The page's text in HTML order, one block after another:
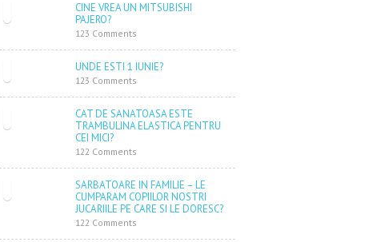
CINE VREA UN MITSUBISHI
PAJERO?
123 Comments
UNDE ESTI 1 IUNIE?
123 Comments
CAT DE SANATOASA ESTE
TRAMBULINA ELASTICA PENTRU
CEI MICI?
122 Comments
SARBATOARE IN FAMILIE – LE
CUMPARAM COPIILOR NOSTRI
JUCARIILE PE CARE SI LE DORESC?
122 Comments